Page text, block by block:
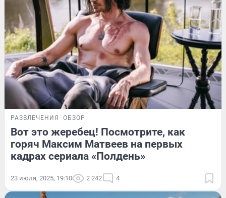
РАЗВЛЕЧЕНИЯ ОБЗОР
Вот это жеребец! Посмотрите, как
горяч Максим Матвеев на первых
кадрах сериала «Полдень»
23 июля, 2025, 19:10 2 242 4